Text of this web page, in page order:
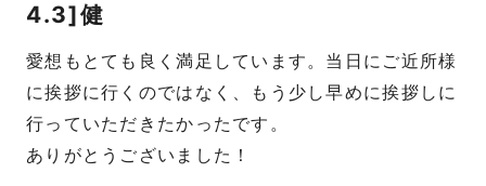
4.3]健
愛想もとても良く満足しています。当日にご近所様
に挨拶に行くのではなく、もう少し早めに挨拶しに
行っていただきたかったです。
ありがとうございました！